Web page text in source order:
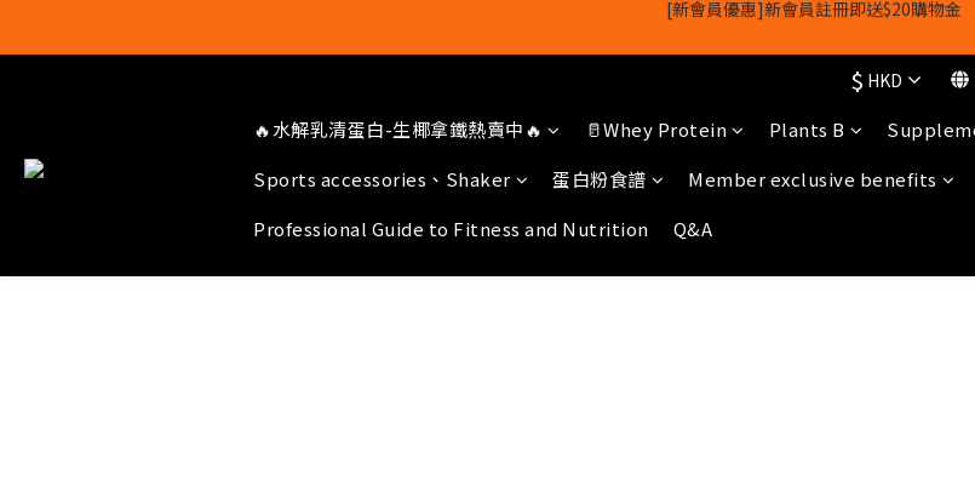
【1/8-31/8】8月下單即贈 蛋白威化餅×1-隨機
$ HKD
🔥水解乳清蛋白-生椰拿鐵熱賣中🔥 🥛Whey Protein Plants B
Sports accessories、Shaker
蛋白粉食譜 Member exclusive benefits
Professional Guide to Fitness and Nutrition
Q&A